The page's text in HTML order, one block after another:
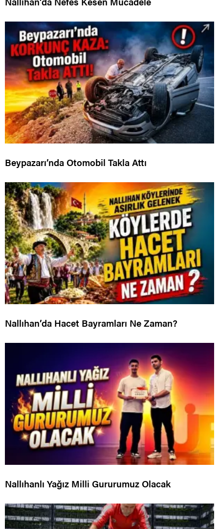
Beypazarı’nda Otomobil Takla Attı
Nallıhan’da Hacet Bayramları Ne Zaman?
Nallıhanlı Yağız Milli Gururumuz Olacak